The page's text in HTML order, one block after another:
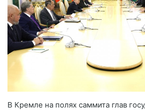
В Кремле на полях саммита глав